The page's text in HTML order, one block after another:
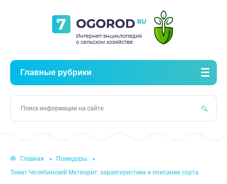
Главные рубрики
Главная
Помидоры
Томат Челябинский Метеорит: характеристика и описание сорта